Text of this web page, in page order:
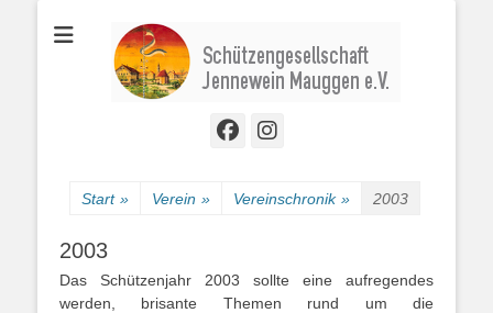
Mauggen e. V.
Schützengesellschaft Jennewein Mauggen e. V.
Facebook
Instagram
Start » Verein » Vereinschronik » 2003
2003
Das Schützenjahr 2003 sollte eine aufregendes
werden, brisante Themen rund um die